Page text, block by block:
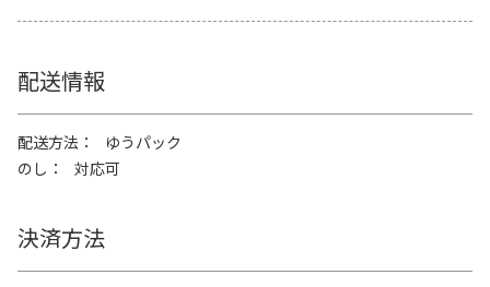
配送情報
配送方法
ゆうパック
のし
対応可
決済方法